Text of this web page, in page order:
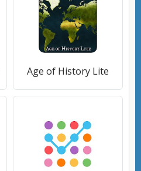
Age of History Lite